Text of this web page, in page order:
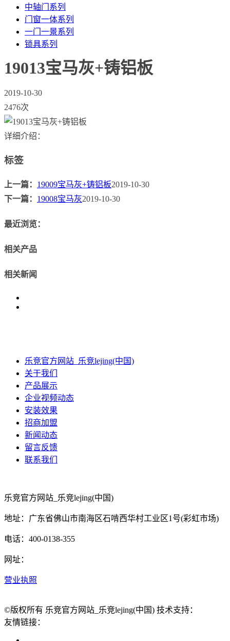
中轴门系列
门窗一体系列
一门一景系列
锁具系列
19013宝马灰+铸铝板
2019-10-30
2476次
详细介绍：
标签
上一篇： 19009宝马灰+铸铝板2019-10-30
下一篇： 19008宝马灰2019-10-30
最近浏览：
相关产品
相关新闻
乐竞官方网站_乐竞lejing(中国)
关于我们
产品展示
企业视频动态
安装效果
招商加盟
新闻动态
留言反馈
联系我们
乐竞官方网站_乐竞lejing(中国)
地址：广东省佛山市南海区石啃西华村工业区1号(彩虹市场)
电话：400-0138-355
网址：
营业执照
©版权所有 乐竞官方网站_乐竞lejing(中国) 技术支持：
友情链接：